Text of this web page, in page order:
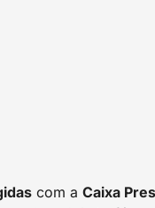
com a Caixa